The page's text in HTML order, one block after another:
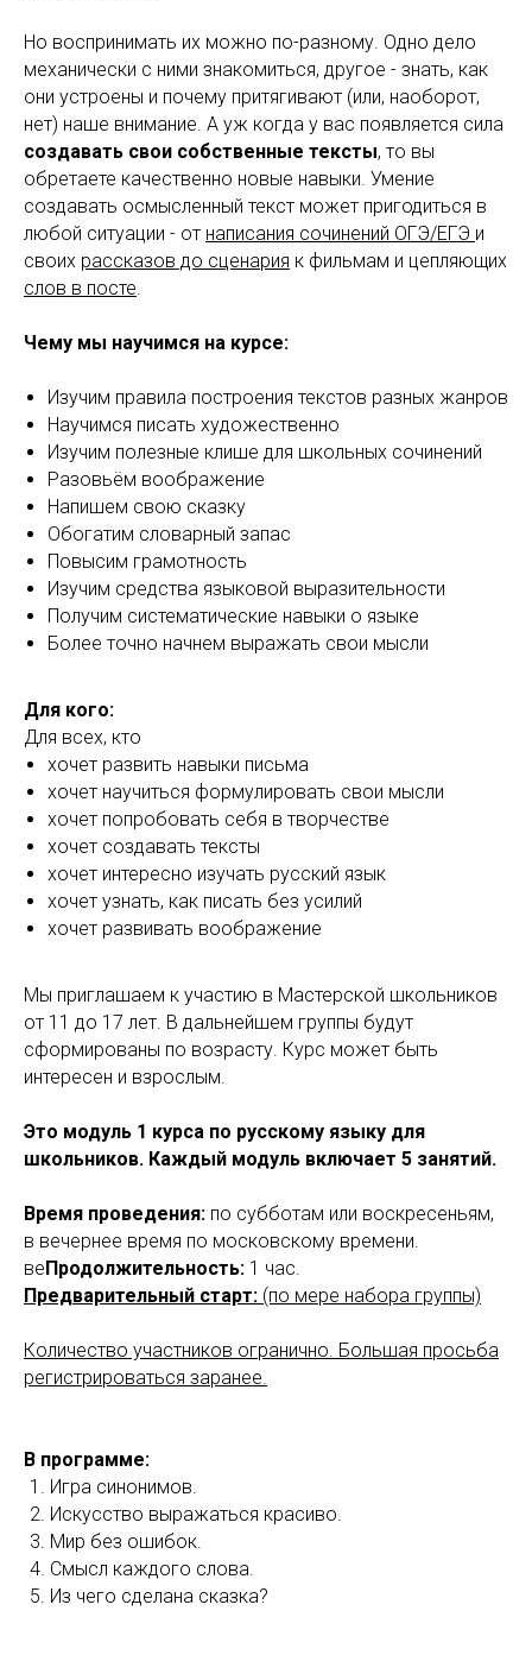
Но воспринимать их можно по-разному. Одно дело
механически с ними знакомиться, другое - знать, как
они устроены и почему притягивают (или, наоборот,
нет) наше внимание. А уж когда у вас появляется сила
создавать свои собственные тексты, то вы
обретаете качественно новые навыки. Умение
создавать осмысленный текст может пригодиться в
любой ситуации - от написания сочинений ОГЭ/ЕГЭ и
своих рассказов до сценария к фильмам и цепляющих
слов в посте.
Чему мы научимся на курсе:
Изучим правила построения текстов разных жанров
Научимся писать художественно
Изучим полезные клише для школьных сочинений
Разовьём воображение
Напишем свою сказку
Обогатим словарный запас
Повысим грамотность
Изучим средства языковой выразительности
Получим систематические навыки о языке
Более точно начнем выражать свои мысли
Для кого:
Для всех, кто
хочет развить навыки письма
хочет научиться формулировать свои мысли
хочет попробовать себя в творчестве
хочет создавать тексты
хочет интересно изучать русский язык
хочет узнать, как писать без усилий
хочет развивать воображение
Мы приглашаем к участию в Мастерской школьников
от 11 до 17 лет. В дальнейшем группы будут
сформированы по возрасту. Курс может быть
интересен и взрослым.
Это модуль 1 курса по русскому языку для
школьников. Каждый модуль включает 5 занятий.
Время проведения: по субботам или воскресеньям,
в вечернее время по московскому времени.
веПродолжительность: 1 час.
Предварительный старт: (по мере набора группы)
Количество участников огранично. Большая просьба
регистрироваться заранее.
В программе:
Игра синонимов.
Искусство выражаться красиво.
Мир без ошибок.
Смысл каждого слова.
Из чего сделана сказка?